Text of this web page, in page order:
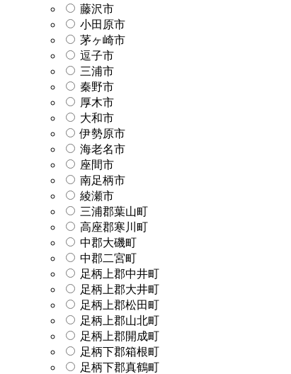
藤沢市
小田原市
茅ヶ崎市
逗子市
三浦市
秦野市
厚木市
大和市
伊勢原市
海老名市
座間市
南足柄市
綾瀬市
三浦郡葉山町
高座郡寒川町
中郡大磯町
中郡二宮町
足柄上郡中井町
足柄上郡大井町
足柄上郡松田町
足柄上郡山北町
足柄上郡開成町
足柄下郡箱根町
足柄下郡真鶴町